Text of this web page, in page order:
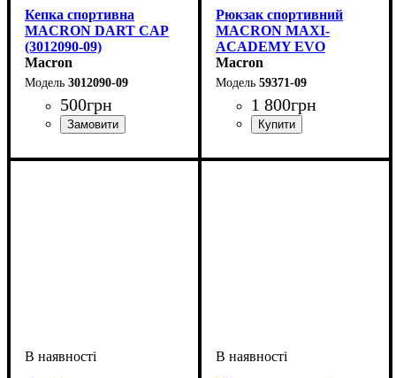
Кепка спортивна
MACRON DART CAP
(3012090-09)
Macron
3012090-09
500грн
Рюкзак спортивний
MACRON MAXI-
ACADEMY EVO
(5937109)
Macron
59371-09
1 800грн